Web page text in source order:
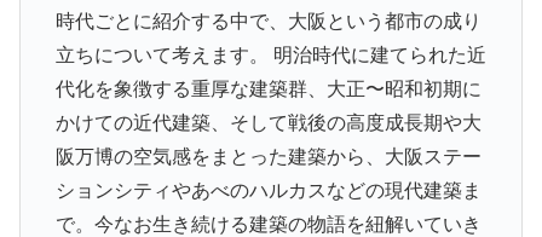
時代ごとに紹介する中で、大阪という都市の成り
立ちについて考えます。 明治時代に建てられた近
代化を象徴する重厚な建築群、大正〜昭和初期に
かけての近代建築、そして戦後の高度成長期や大
阪万博の空気感をまとった建築から、大阪ステー
ションシティやあべのハルカスなどの現代建築ま
で。今なお生き続ける建築の物語を紐解いていき